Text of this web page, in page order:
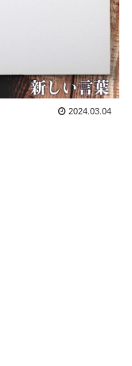
2024.03.04